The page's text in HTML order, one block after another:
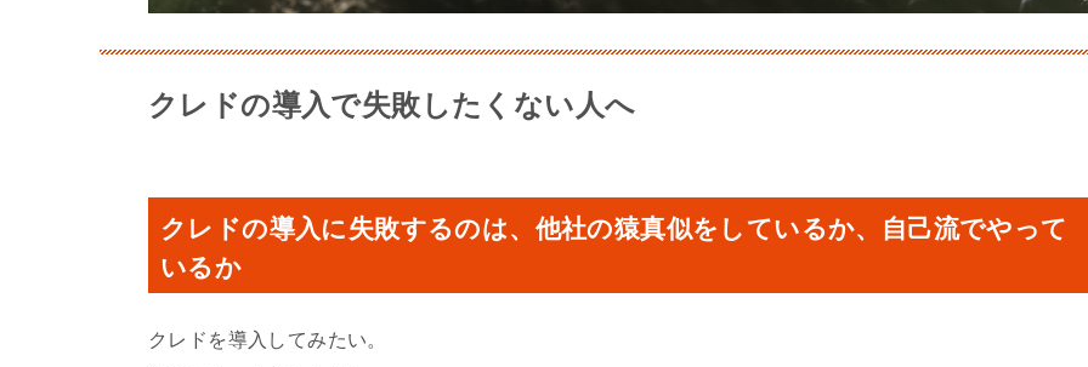
クレドの導入で失敗したくない人へ
クレドの導入に失敗するのは、他社の猿真似をしているか、自己流でやって
いるか
クレドを導入してみたい。